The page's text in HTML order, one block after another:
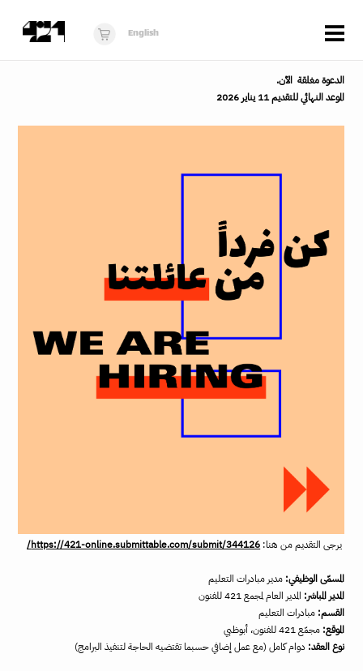
الزوار
فُرَص
برنامج استوديو الناشئة
الدعوة مغلقة الآن.
الموعد النهائي للتقديم 11 يناير 2026
يرجى التقديم من هنا: https://421-online.submittable.com/submit/344126/
المسمّى الوظيفي: مدير مبادرات التعليم
المدير المباشر: المدير العام لمجمع 421 للفنون
القسم: مبادرات التعليم
الموقع: مجمّع 421 للفنون، أبوظبي
نوع العقد: دوام كامل (مع عمل إضافي حسبما تقتضيه الحاجة لتنفيذ البرامج)
English